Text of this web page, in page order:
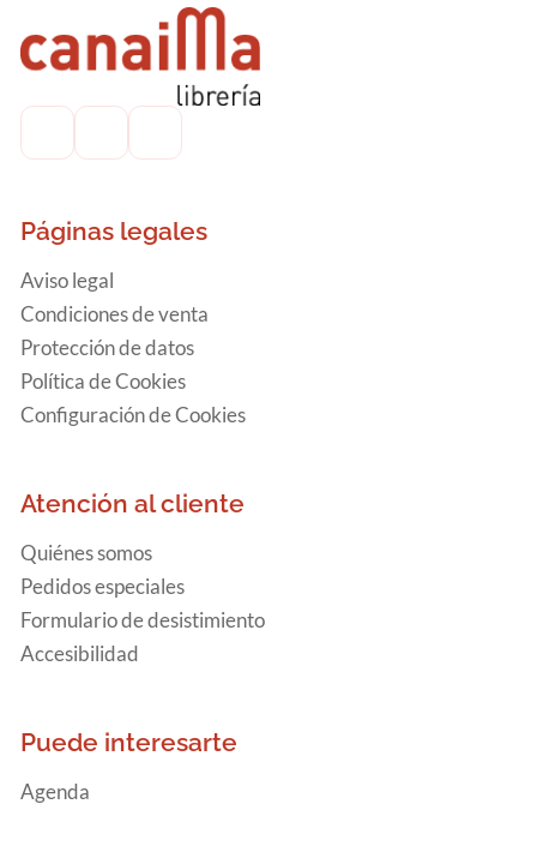
Páginas legales
Aviso legal
Condiciones de venta
Protección de datos
Política de Cookies
Configuración de Cookies
Atención al cliente
Quiénes somos
Pedidos especiales
Formulario de desistimiento
Accesibilidad
Puede interesarte
Agenda